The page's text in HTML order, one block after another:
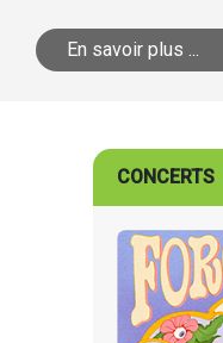
En savoir plus ...
CONCERTS